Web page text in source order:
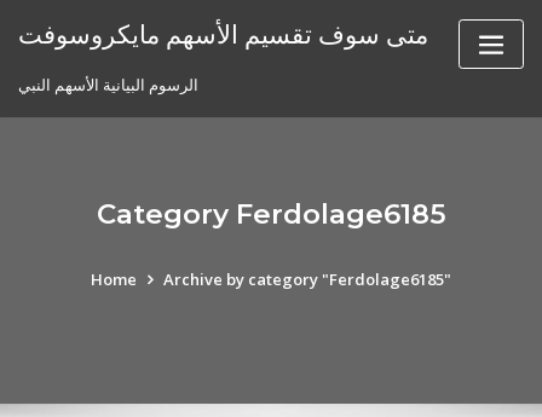
متى سوف تقسيم الأسهم مايكروسوفت
الرسوم البيانية الأسهم النبي
Category Ferdolage6185
Home Archive by category "Ferdolage6185"